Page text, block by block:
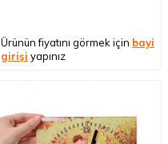
Ürünün fiyatını görmek için bayi
girişi yapınız